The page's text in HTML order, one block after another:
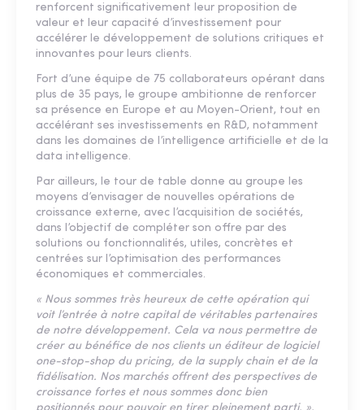
renforcent significativement leur proposition de
valeur et leur capacité d’investissement pour
accélérer le développement de solutions critiques et
innovantes pour leurs clients.
Fort d’une équipe de 75 collaborateurs opérant dans
plus de 35 pays, le groupe ambitionne de renforcer
sa présence en Europe et au Moyen-Orient, tout en
accélérant ses investissements en R&D, notamment
dans les domaines de l’intelligence artificielle et de la
data intelligence.
Par ailleurs, le tour de table donne au groupe les
moyens d’envisager de nouvelles opérations de
croissance externe, avec l’acquisition de sociétés,
dans l’objectif de compléter son offre par des
solutions ou fonctionnalités, utiles, concrètes et
centrées sur l’optimisation des performances
économiques et commerciales.
« Nous sommes très heureux de cette opération qui
voit l’entrée à notre capital de véritables partenaires
de notre développement. Cela va nous permettre de
créer au bénéfice de nos clients un éditeur de logiciel
one-stop-shop du pricing, de la supply chain et de la
fidélisation. Nos marchés offrent des perspectives de
croissance fortes et nous sommes donc bien